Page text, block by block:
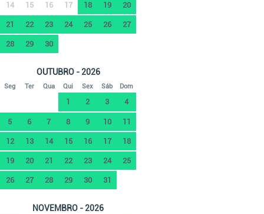
14 15 16 17 18 19 20
21 22 23 24 25 26 27
28 29 30
OUTUBRO - 2026
Seg Ter Qua Qui Sex Sáb Dom
1 2 3 4
5 6 7 8 9 10 11
12 13 14 15 16 17 18
19 20 21 22 23 24 25
26 27 28 29 30 31
NOVEMBRO - 2026